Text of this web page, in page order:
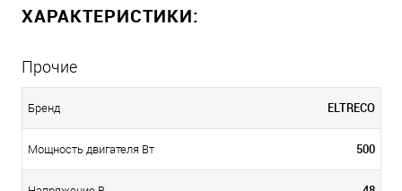
ХАРАКТЕРИСТИКИ:
Прочие
Бренд ELTRECO
Мощность двигателя Вт 500